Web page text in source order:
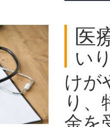
医
い
けが
り、
金を